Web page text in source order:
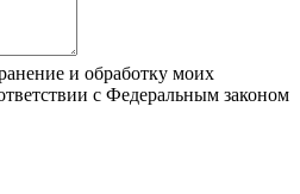
и обработку моих
с Федеральным законом